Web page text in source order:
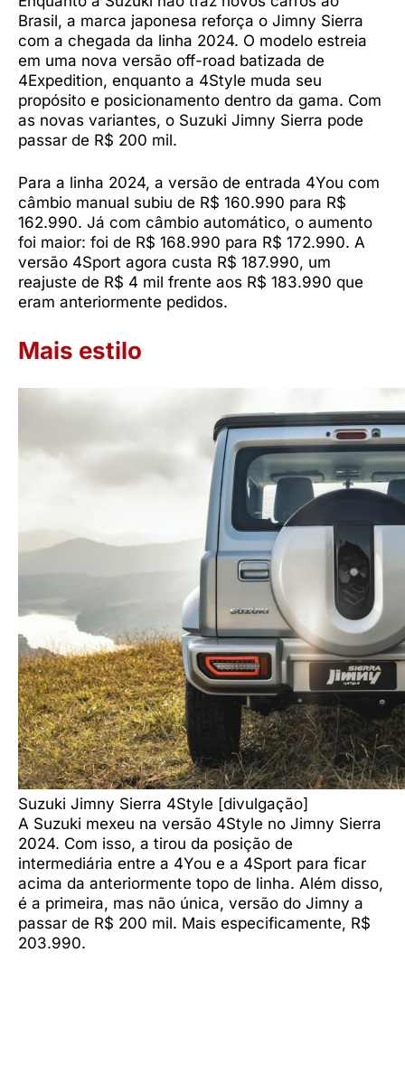
Brasil, a marca japonesa reforça o Jimny Sierra
com a chegada da linha 2024. O modelo estreia
em uma nova versão off-road batizada de
4Expedition, enquanto a 4Style muda seu
propósito e posicionamento dentro da gama. Com
as novas variantes, o Suzuki Jimny Sierra pode
passar de R$ 200 mil.
Para a linha 2024, a versão de entrada 4You com
câmbio manual subiu de R$ 160.990 para R$
162.990. Já com câmbio automático, o aumento
foi maior: foi de R$ 168.990 para R$ 172.990. A
versão 4Sport agora custa R$ 187.990, um
reajuste de R$ 4 mil frente aos R$ 183.990 que
eram anteriormente pedidos.
Mais estilo
Suzuki Jimny Sierra 4Style [divulgação]
A Suzuki mexeu na versão 4Style no Jimny Sierra
2024. Com isso, a tirou da posição de
intermediária entre a 4You e a 4Sport para ficar
acima da anteriormente topo de linha. Além disso,
é a primeira, mas não única, versão do Jimny a
passar de R$ 200 mil. Mais especificamente, R$
203.990.